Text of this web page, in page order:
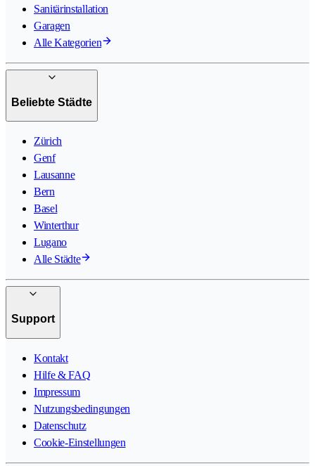
Sanitärinstallation
Garagen
Alle Kategorien
Beliebte Städte
Zürich
Genf
Lausanne
Bern
Basel
Winterthur
Lugano
Alle Städte
Support
Kontakt
Hilfe & FAQ
Impressum
Nutzungsbedingungen
Datenschutz
Cookie-Einstellungen